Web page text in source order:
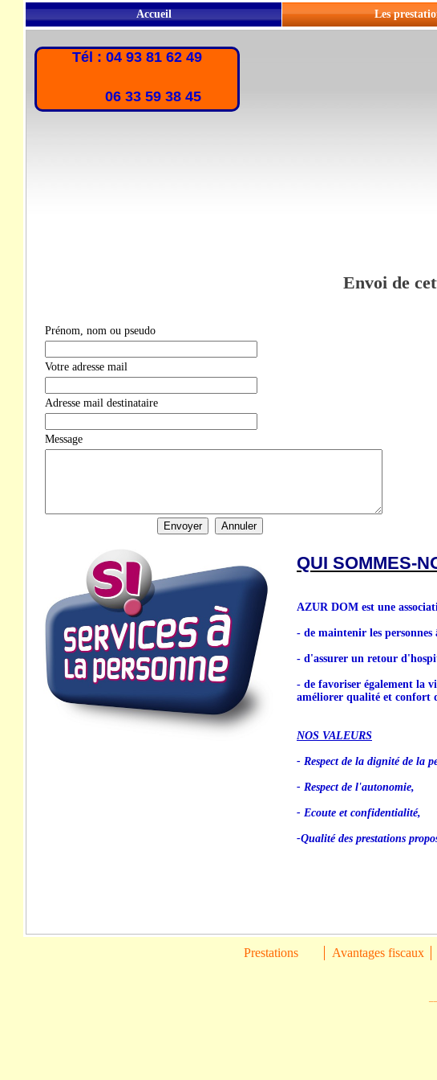
Accueil Les
Tél : 04 93 81 62 49
06 33 59 38 45
Envoi de
Prénom, nom ou pseudo
Votre adresse mail
Adresse mail destinataire
Message
QUI SOMMES-
AZUR DOM est une
- de maintenir les personnes
- d'assurer un retour
- de favoriser également la
améliorer qualité et confort
NOS VALEURS
- Respect de la dignité de la
- Respect de l'autonomie,
- Ecoute et confidentialité,
-Qualité des prestations
Prestations Avantages fiscaux